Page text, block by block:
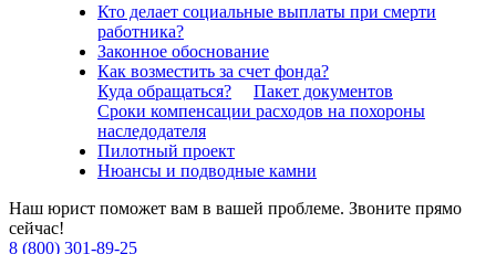
Кто делает социальные выплаты при смерти
работника?
Законное обоснование
Как возместить за счет фонда?
Куда обращаться?
Пакет документов
Сроки компенсации расходов на похороны
наследодателя
Пилотный проект
Нюансы и подводные камни
Наш юрист поможет вам в вашей проблеме. Звоните прямо
сейчас!
8 (800) 301-89-25